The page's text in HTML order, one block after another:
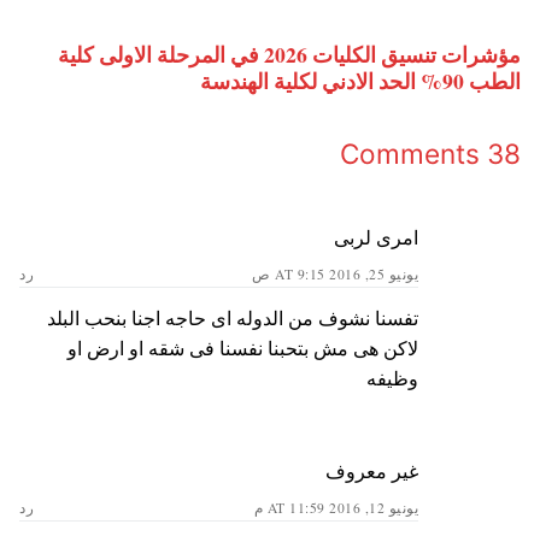
مؤشرات تنسيق الكليات 2026 في المرحلة الاولى كلية
الطب 90% الحد الادني لكلية الهندسة
38 Comments
امرى لربى
يونيو 25, 2016 AT 9:15 ص رد
تفسنا نشوف من الدوله اى حاجه اجنا بنحب البلد
لاكن هى مش بتحبنا نفسنا فى شقه او ارض او
وظيفه
غير معروف
يونيو 12, 2016 AT 11:59 م رد